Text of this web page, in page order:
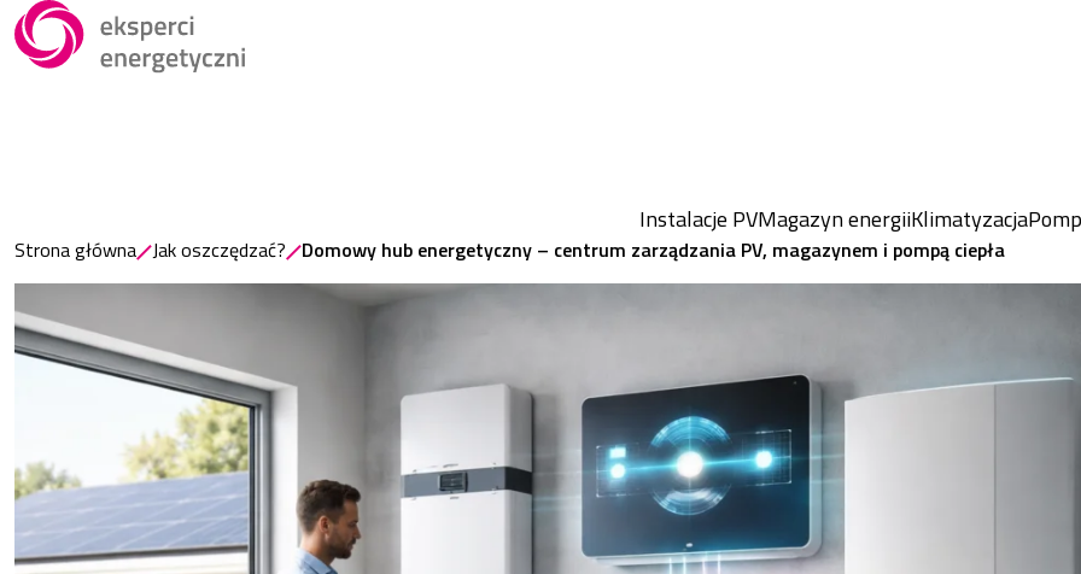
Instalacje PVMagazyn energiiKlimatyzacja
Strona główna Jak oszczędzać? Domowy hub energetyczny – centrum zarządzania PV, magazynem i pompą ciepła